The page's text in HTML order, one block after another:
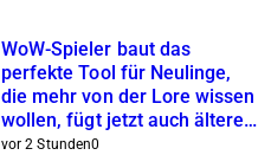
WoW-Spieler baut das
perfekte Tool für Neulinge,
die mehr von der Lore wissen
wollen, fügt jetzt auch ältere
Erweiterungen hinzu
vor 2 Stunden0